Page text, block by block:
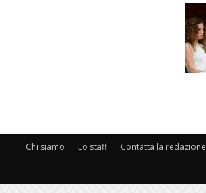
Chi siamo Lo staff Contatta la redazione